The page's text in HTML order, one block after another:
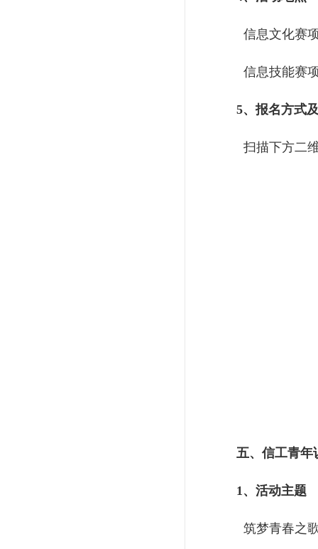
信息文化赛
信息技能赛
5、报名方式
扫描下方二
五、 信工青年
1、活动主题
筑梦青春之